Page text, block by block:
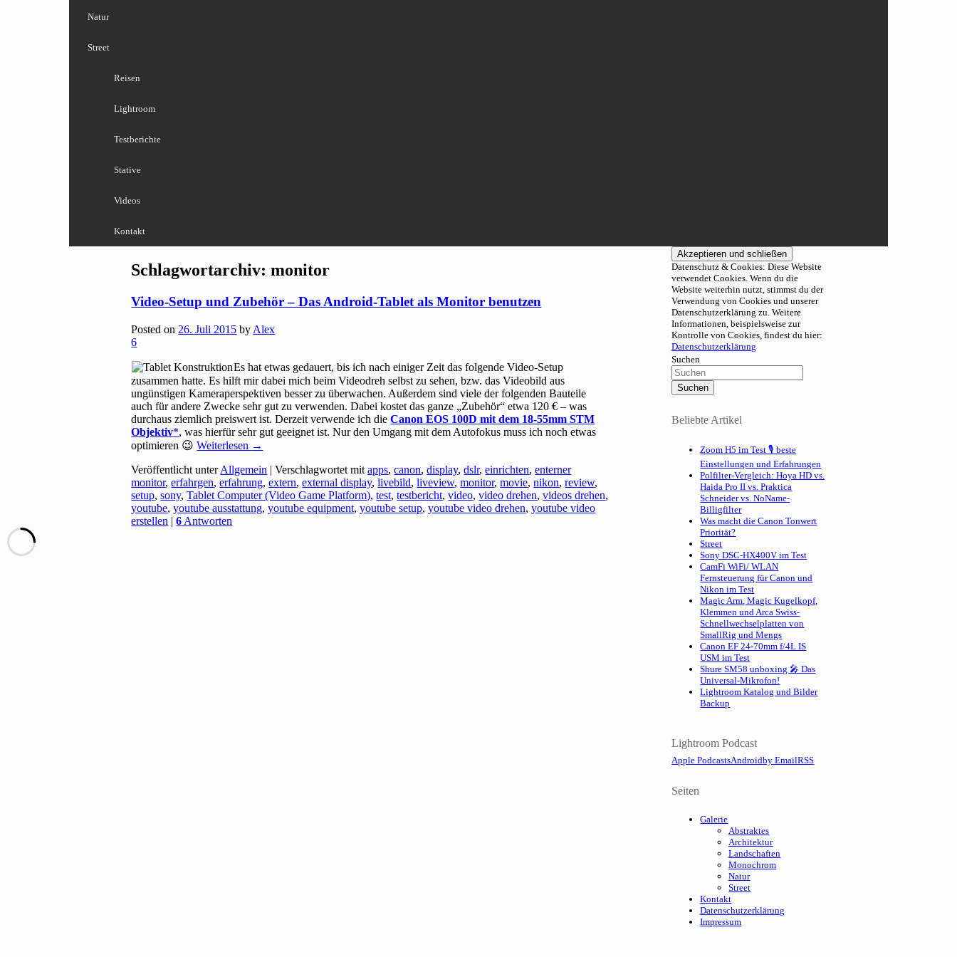
Natur
Street
Reisen
Lightroom
Testberichte
Stative
Videos
Kontakt
Schlagwortarchiv:monitor
Video-Setup und Zubehör – Das Android-Tablet als Monitor benutzen
Posted on 26. Juli 2015 by Alex
6
Es hat etwas gedauert, bis ich nach einiger Zeit das folgende Video-Setup
zusammen hatte. Es hilft mir dabei mich beim Videodreh selbst zu sehen, bzw. das Videobild aus
ungünstigen Kameraperspektiven besser zu überwachen. Außerdem sind viele der folgenden Bauteile
auch für andere Zwecke sehr gut zu verwenden. Dabei kostet das ganze „Zubehör“ etwa 120 € – was
durchaus ziemlich preiswert ist. Derzeit verwende ich dieCanon EOS 100D mit dem 18-55mm STM
Objektiv , was hierfür sehr gut geeignet ist. Nur den Umgang mit dem Autofokus muss ich noch etwas
optimieren 😉Weiterlesen →
Veröffentlicht unter Allgemein |Verschlagwortet mit apps,canon,display,dslr,einrichten,enterner
monitor,erfahrgen,erfahrung,extern,external display,livebild,liveview,monitor,movie,nikon,review,
setup,sony,Tablet Computer (Video Game Platform),test,testbericht,video,video drehen,videos drehen,
youtube,youtube ausstattung,youtube equipment,youtube setup,youtube video drehen,youtube video
erstellen |6 Antworten
Datenschutz & Cookies: Diese Website
verwendet Cookies. Wenn du die
Website weiterhin nutzt, stimmst du der
Verwendung von Cookies und unserer
Datenschutzerklärung zu. Weitere
Informationen, beispielsweise zur
Kontrolle von Cookies, findest du hier:
Datenschutzerklärung
Suchen
Beliebte Artikel
Zoom H5 im Test 🎙 beste
Einstellungen und Erfahrungen
Polfilter-Vergleich: Hoya HD vs.
Haida Pro II vs. Praktica
Schneider vs. NoName-
Billigfilter
Was macht die Canon Tonwert
Priorität?
Street
Sony DSC-HX400V im Test
CamFi WiFi/ WLAN
Fernsteuerung für Canon und
Nikon im Test
Magic Arm, Magic Kugelkopf,
Klemmen und Arca Swiss-
Schnellwechselplatten von
SmallRig und Mengs
Canon EF 24-70mm f/4L IS
USM im Test
Shure SM58 unboxing 🎤 Das
Universal-Mikrofon!
Lightroom Katalog und Bilder
Backup
Lightroom Podcast
Apple PodcastsAndroidby EmailRSS
Seiten
Galerie
Abstraktes
Architektur
Landschaften
Monochrom
Natur
Street
Kontakt
Datenschutzerklärung
Impressum